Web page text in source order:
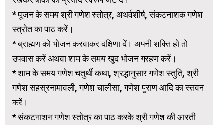
* पूजन के समय श्री गणेश स्तोत्र, अथर्वशीर्ष, संकटनाशक गणेश
स्त्रोत का पाठ करें।
* ब्राह्मण को भोजन करवाकर दक्षिणा दें। अपनी शक्ति हो तो
उपवास करें अथवा शाम के समय खुद भोजन ग्रहण करें।
* शाम के समय गणेश चतुर्थी कथा, श्रद्धानुसार गणेश स्तुति, श्री
गणेश सहस्रनामावली, गणेश चालीसा, गणेश पुराण आदि का स्तवन
करें।
* संकटनाशन गणेश स्तोत्र का पाठ करके श्री गणेश की आरती